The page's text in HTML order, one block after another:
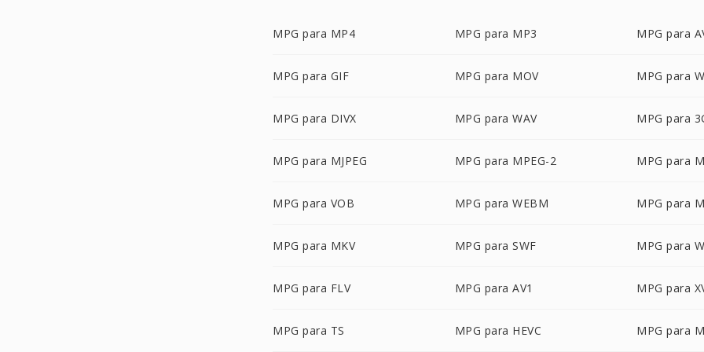
MPG para MP4 MPG para MP3 MPG para
MPG para GIF MPG para MOV MPG para
MPG para DIVX MPG para WAV MPG para
MPG para MJPEG MPG para MPEG-2 MPG para
MPG para VOB MPG para WEBM MPG para
MPG para MKV MPG para SWF MPG para
MPG para FLV MPG para AV1 MPG para
MPG para TS MPG para HEVC MPG para